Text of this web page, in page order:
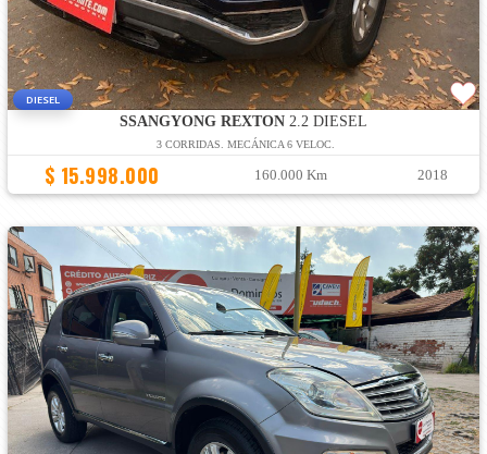
DIESEL
SSANGYONG REXTON2.2 DIESEL
3 CORRIDAS. MECÁNICA 6 VELOC.
$ 15.998.000 160.000 Km 2018